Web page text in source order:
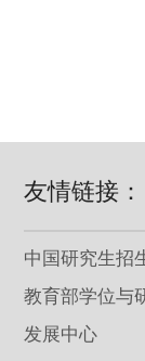
友情链接：
中国研究生招
教育部学位与
发展中心